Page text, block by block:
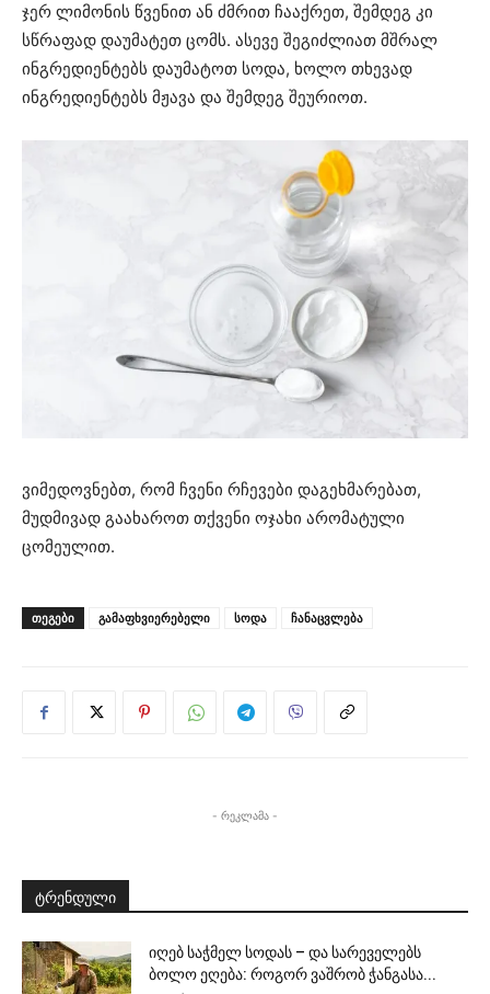
ჯერ ლიმონის წვენით ან ძმრით ჩააქრეთ, შემდეგ კი
სწრაფად დაუმატეთ ცომს. ასევე შეგიძლიათ მშრალ
ინგრედიენტებს დაუმატოთ სოდა, ხოლო თხევად
ინგრედიენტებს მჟავა და შემდეგ შეურიოთ.
ვიმედოვნებთ, რომ ჩვენი რჩევები დაგეხმარებათ,
მუდმივად გაახაროთ თქვენი ოჯახი არომატული
ცომეულით.
ᲗᲔᲒᲔᲑᲘ გამაფხვიერებელი სოდა ჩანაცვლება
- რეკლამა -
ტრენდული
იღებ საჭმელ სოდას – და სარეველებს
ბოლო ეღება: როგორ ვაშრობ ჭანგასა...